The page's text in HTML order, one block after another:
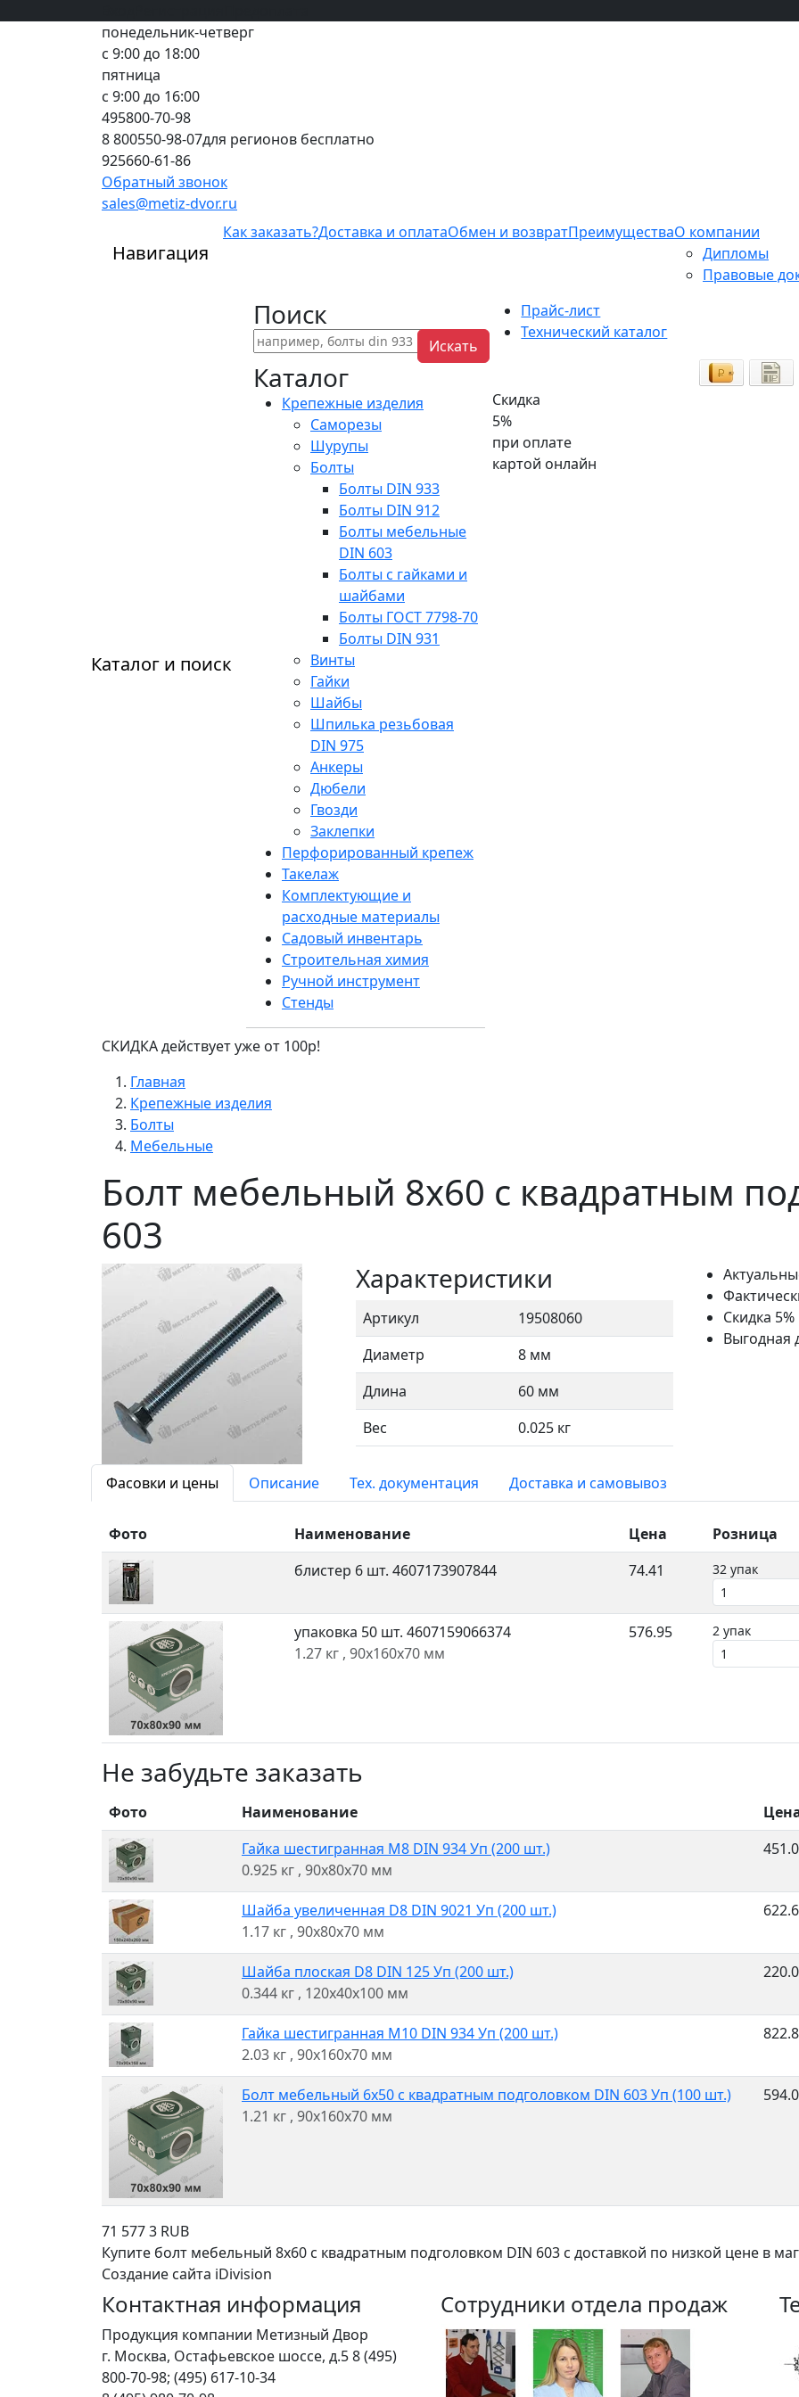
понедельник-четверг
с 9:00 до 18:00
пятница
с 9:00 до 16:00
495800-70-98
8 800550-98-07для регионов бесплатно
925660-61-86
Обратный звонок
sales@metiz-dvor.ru
Навигация
Как заказать?Доставка и оплатаОбмен и возвратПреимуществаО компании
Дипломы
Правовые
Каталог и поиск
Поиск
Искать
Каталог
Крепежные изделия
Саморезы
Шурупы
Болты
Болты DIN 933
Болты DIN 912
Болты мебельные
DIN 603
Болты с гайками и
шайбами
Болты ГОСТ 7798-70
Болты DIN 931
Винты
Гайки
Шайбы
Шпилька резьбовая
DIN 975
Анкеры
Дюбели
Гвозди
Заклепки
Перфорированный крепеж
Такелаж
Комплектующие и
расходные материалы
Садовый инвентарь
Строительная химия
Ручной инструмент
Стенды
Прайс-лист
Технический каталог
Скидка
5%
при оплате
картой онлайн
СКИДКА действует уже от 100р!
Главная
Крепежные изделия
Болты
Мебельные
Болт мебельный 8x60 с квадратным
603
Характеристики
Артикул
19508060
Диаметр
8 мм
Длина
60 мм
Вес
0.025 кг
Скидка
Выгодная
Фасовки и цены Описание Тех. документация Доставка и самовывоз
Фото Наименование Цена Розница
блистер 6 шт. 4607173907844 74.41 32 упак
упаковка 50 шт. 4607159066374
1.27 кг , 90x160x70 мм
576.95 2 упак
Не забудьте заказать
Фото Наименование
Гайка шестигранная M8 DIN 934 Уп (200 шт.)
0.925 кг , 90x80x70 мм
Шайба увеличенная D8 DIN 9021 Уп (200 шт.)
1.17 кг , 90x80x70 мм
Шайба плоская D8 DIN 125 Уп (200 шт.)
0.344 кг , 120x40x100 мм
Гайка шестигранная M10 DIN 934 Уп (200 шт.)
2.03 кг , 90x160x70 мм
Болт мебельный 6x50 с квадратным подголовком DIN 603 Уп (100 шт.)
1.21 кг , 90x160x70 мм
71 5773 RUB
Купите болт мебельный 8x60 с квадратным подголовком DIN 603 с доставкой по низкой цене в
Создание сайта iDivision
Контактная информация
Продукция компании Метизный Двор
г. Москва, Остафьевское шоссе, д.58 (495)
800-70-98; (495) 617-10-34
Сотрудники отдела продаж